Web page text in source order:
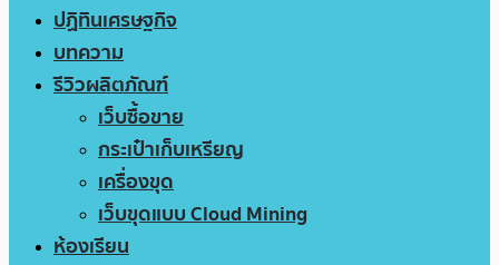
ปฏิทินเศรษฐกิจ
บทความ
รีวิวผลิตภัณฑ์
เว็บซื้อขาย
กระเป๋าเก็บเหรียญ
เครื่องขุด
เว็บขุดแบบ Cloud Mining
ห้องเรียน